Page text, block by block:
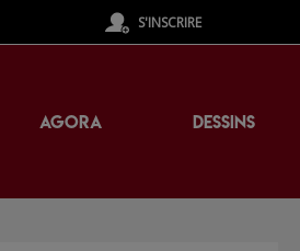
S'INSCRIRE
AGORA DESSINS